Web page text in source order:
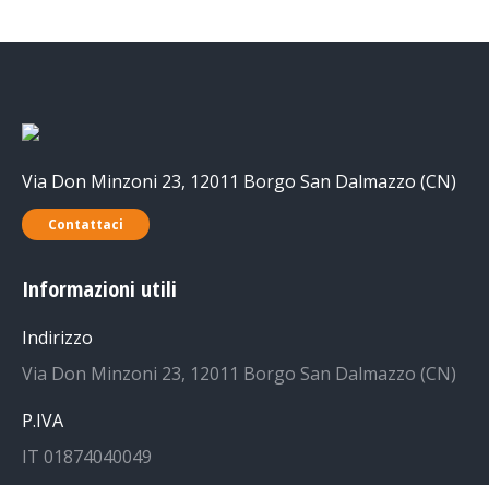
Via Don Minzoni 23, 12011 Borgo San Dalmazzo (CN)
Contattaci
Informazioni utili
Indirizzo
Via Don Minzoni 23, 12011 Borgo San Dalmazzo (CN)
P.IVA
IT 01874040049